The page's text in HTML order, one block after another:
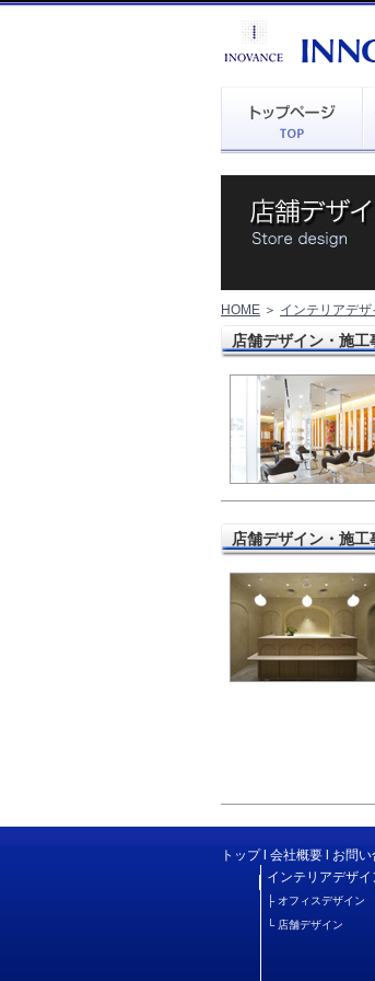
HOME ＞ インテリアデザ
店舗デザイン・施工
店舗デザイン・施工
トップl 会社概要 お問
インテリアデザイ
├ オフィスデザイン
└ 店舗デザイン